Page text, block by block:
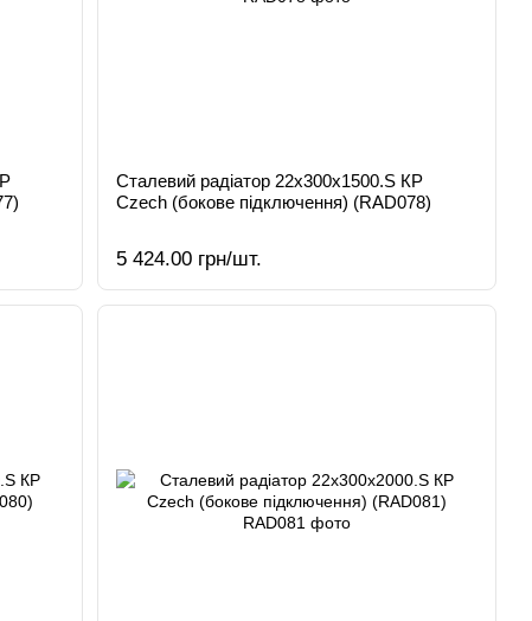
Сталевий радіатор 22х300х1500.S КР
Czech (бокове підключення) (RAD078)
5 424.00 грн/шт.